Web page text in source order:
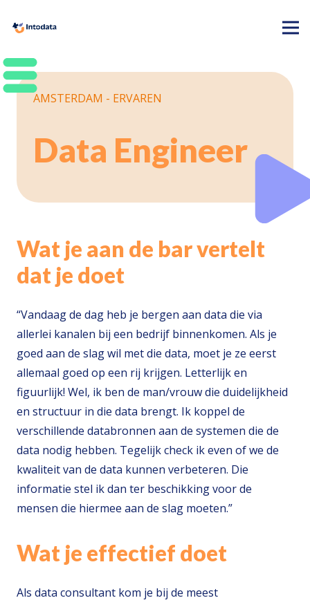
AMSTERDAM - ERVAREN
Data Engineer
Wat je aan de bar vertelt
dat je doet
“Vandaag de dag heb je bergen aan data die via
allerlei kanalen bij een bedrijf binnenkomen. Als je
goed aan de slag wil met die data, moet je ze eerst
allemaal goed op een rij krijgen. Letterlijk en
figuurlijk! Wel, ik ben de man/vrouw die duidelijkheid
en structuur in die data brengt. Ik koppel de
verschillende databronnen aan de systemen die de
data nodig hebben. Tegelijk check ik even of we de
kwaliteit van de data kunnen verbeteren. Die
informatie stel ik dan ter beschikking voor de
mensen die hiermee aan de slag moeten.”
Wat je effectief doet
Als data consultant kom je bij de meest